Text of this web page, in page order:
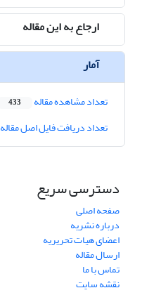
ارجاع به این مقاله
آمار
تعداد مشاهده مقاله 433
تعداد دریافت فایل اصل مقاله
دسترسی سریع
صفحه اصلی
درباره نشریه
اعضای هیات تحریریه
ارسال مقاله
تماس با ما
نقشه سایت